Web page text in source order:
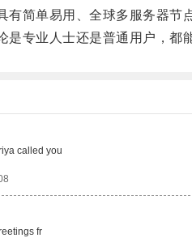
简单易用、全球多服务器节点
专业人士还是普通用户，都能
called you
fr